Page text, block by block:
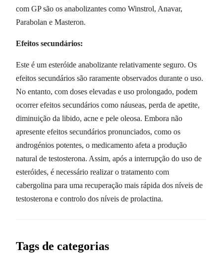
com GP são os anabolizantes como Winstrol, Anavar,
Parabolan e Masteron.
Efeitos secundários:
Este é um esteróide anabolizante relativamente seguro. Os
efeitos secundários são raramente observados durante o uso.
No entanto, com doses elevadas e uso prolongado, podem
ocorrer efeitos secundários como náuseas, perda de apetite,
diminuição da libido, acne e pele oleosa. Embora não
apresente efeitos secundários pronunciados, como os
androgénios potentes, o medicamento afeta a produção
natural de testosterona. Assim, após a interrupção do uso de
esteróides, é necessário realizar o tratamento com
cabergolina para uma recuperação mais rápida dos níveis de
testosterona e controlo dos níveis de prolactina.
Tags de categorias